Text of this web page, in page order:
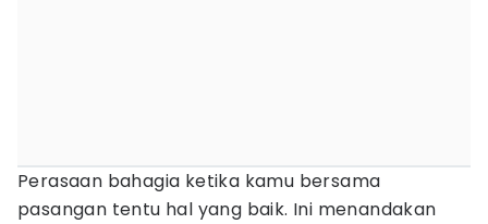
Perasaan bahagia ketika kamu bersama
pasangan tentu hal yang baik. Ini menandakan